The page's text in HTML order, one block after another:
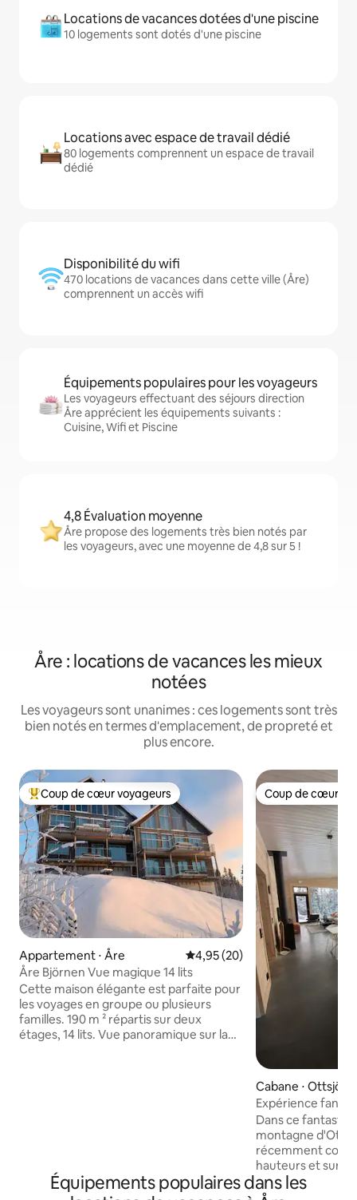
Locations de vacances dotées d'une piscine
10 logements sont dotés d'une piscine
Locations avec espace de travail dédié
80 logements comprennent un espace de travail
dédié
Disponibilité du wifi
470 locations de vacances dans cette ville (Åre)
comprennent un accès wifi
Équipements populaires pour les voyageurs
Les voyageurs effectuant des séjours direction
Åre apprécient les équipements suivants :
Cuisine, Wifi et Piscine
4,8 Évaluation moyenne
Åre propose des logements très bien notés par
les voyageurs, avec une moyenne de 4,8 sur 5 !
Åre : locations de vacances les mieux
notées
Les voyageurs sont unanimes : ces logements sont très
bien notés en termes d'emplacement, de propreté et
plus encore.
Coups de cœur voyageurs les plus appréciés
Coup de cœur voyageurs
Appartement ⋅ Åre Évaluation moyenne sur la
4,95 (20)
Åre Björnen Vue magique 14 lits
Cette maison élégante est parfaite pour
les voyages en groupe ou plusieurs
familles. 190 m ² répartis sur deux
étages, 14 lits. Vue panoramique sur la
avec table de banc. En hiver,
entrée/sortie ski via la piste de ski jusqu'à
Coup de cœur
Coup de cœur
Cabane ⋅ Ottsjö
Expérience
montagnes à
Dans ce
montagne
récemment
hauteurs et
montagnes d'Åre.
avec des
Équipements populaires dans les